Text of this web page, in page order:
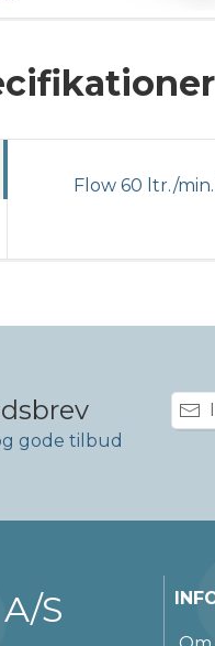
Flow 60 ltr./min.
gode tilbud
S